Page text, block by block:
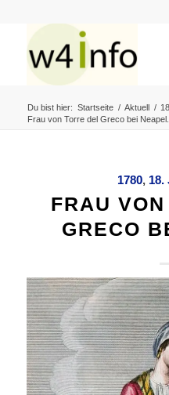
Du bist hier: Startseite / Aktuell /
Frau von Torre del Greco bei Neapel.
1780, 18.
FRAU
GRECO